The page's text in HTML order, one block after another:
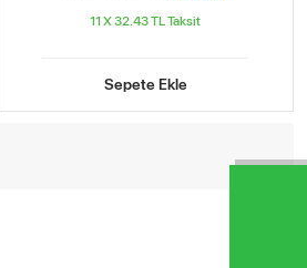
11 X 32.43 TLTaksit
Sepete Ekle